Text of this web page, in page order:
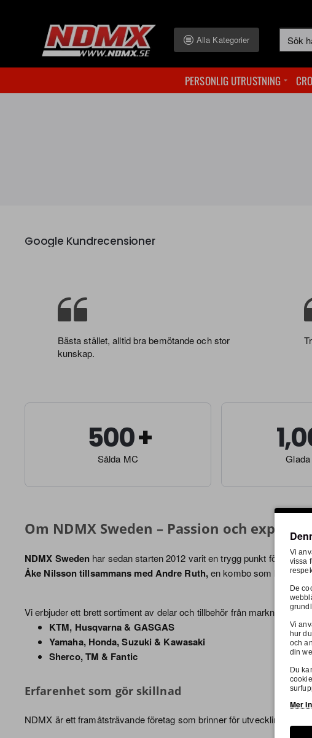
Alla Kategorier
Sök
PERSONLIG UTRUSTNING
Google Kundrecensioner
Bästa stället, alltid bra bemötande och stor
kunskap.
500
Sålda MC
Om NDMX Sweden – Passion och expertis
NDMX Sweden har sedan starten 2012 varit en trygg punkt för
Åke Nilsson tillsammans med Andre Ruth,en kombo som
Vi erbjuder ett brett sortiment av delar och tillbehör från
KTM, Husqvarna & GASGAS
Yamaha, Honda, Suzuki & Kawasaki
Sherco, TM & Fantic
Erfarenhet som gör skillnad
NDMX är ett framåtsträvande företag som brinner för utveckling och
Vi
vissa
De
Vi
hur
och
din
Du
Mer